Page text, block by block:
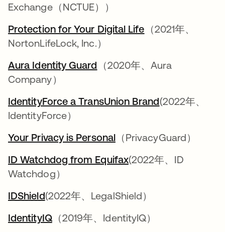
Exchange（NCTUE））
Protection for Your Digital Life 新しいタブで開く
（2021年、
NortonLifeLock, Inc.）
Aura Identity Guard 新しいタブで開く
（2020年、Aura
Company）
IdentityForce a TransUnion Brand新しいタブで
(2022年、
IdentityForce）
Your Privacy is Personal新しいタブで開く
（PrivacyGuard）
ID Watchdog from Equifax新しいタブで開く
(2022年、ID
Watchdog）
IDShield新しいタブで開く
(2022年、LegalShield）
IdentityIQ新しいタブで開く
（2019年、IdentityIQ）